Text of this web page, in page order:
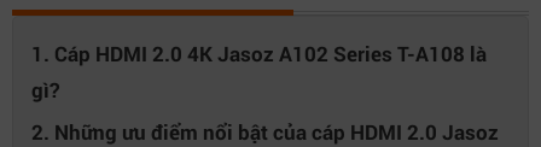
1. Cáp HDMI 2.0 4K Jasoz A102 Series T-A108 là
gì?
2. Những ưu điểm nổi bật của cáp HDMI 2.0 Jasoz